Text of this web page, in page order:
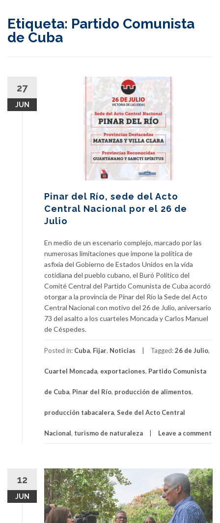
Etiqueta: Partido Comunista
de Cuba
27
JUN
Pinar del Río, sede del Acto
Central Nacional por el 26 de
Julio
En medio de un escenario complejo, marcado por las
numerosas limitaciones que impone la política de
asfixia del Gobierno de Estados Unidos en la vida
cotidiana del pueblo cubano, el Buró Político del
Comité Central del Partido Comunista de Cuba acordó
otorgar a la provincia de Pinar del Río la Sede del Acto
Central Nacional con motivo del 26 de Julio, aniversario
73 del asalto a los cuarteles Moncada y Carlos Manuel
de Céspedes.
Posted in: Cuba, Fijar, Noticias Tagged:26 de Julio,
Cuartel Moncada, exportaciones, Partido Comunista
de Cuba, Pinar del Río, producción de alimentos,
producción tabacalera, Sede del Acto Central
Nacional, turismo de naturaleza Leave a comment
12
JUN